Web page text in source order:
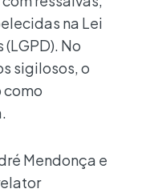
na Lei
No
sigilosos, o
como
Mendonça e